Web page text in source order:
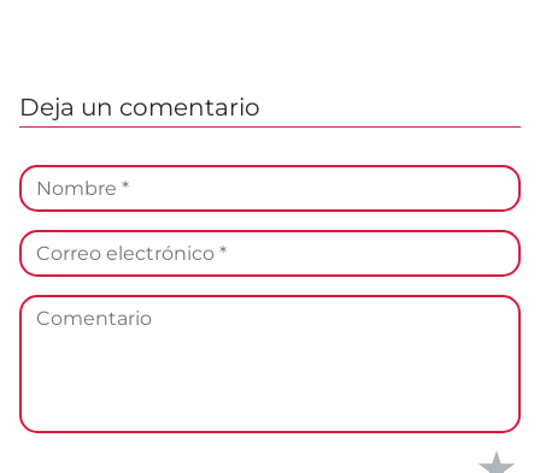
Deja un comentario